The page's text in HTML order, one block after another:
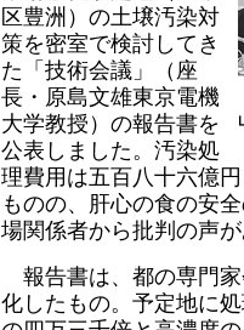
区豊洲）の土壌汚染対
策を密室で検討してき
た「技術会議」（座
長・原島文雄東京電機
大学教授）の報告書を
公表しました。汚染処
理費用は五百八十六億
ものの、肝心の食の安
場関係者から批判の声
報告書は、都の専門
化したもの。予定地に